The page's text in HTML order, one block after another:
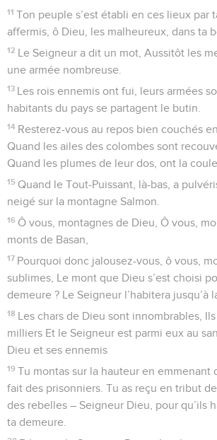
11 Ton peuple s’est établi en ces lieux par
affermis, ô Dieu, les malheureux, dans ta
12 Le Seigneur a dit un mot, Aussitôt les
une armée nombreuse.
13 Les rois ennemis ont fui, leurs armées
habitants du pays se partagent le butin.
14 Resterez-vous au repos bien couchés
Quand les ailes des colombes sont
Quand les plumes de leur dos, ont la
15 Quand le Tout-Puissant, là-bas, a
neigé sur la montagne Salmon.
16 Ô vous, montagnes de Dieu, Ô vous,
monts de Basan,
17 Pourquoi donc jalousez-vous, ô vous,
sublimes, Le mont que Dieu s’est choisi
demeure ? Le Seigneur l’habitera jusqu’à
18 Les chars de Dieu sont innombrables,
milliers Et le Seigneur est parmi eux au
Dieu et ses ennemis
19 Tu montas sur la hauteur en emmenant
fait des prisonniers. Tu as reçu en tribut
des rebelles – Seigneur Dieu, pour qu’ils
ta demeure.